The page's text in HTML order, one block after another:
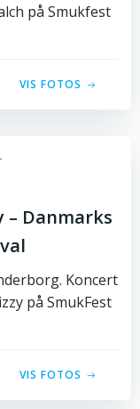
på Smukfest
VIS FOTOS
– Danmarks
Koncert
på SmukFest
VIS FOTOS